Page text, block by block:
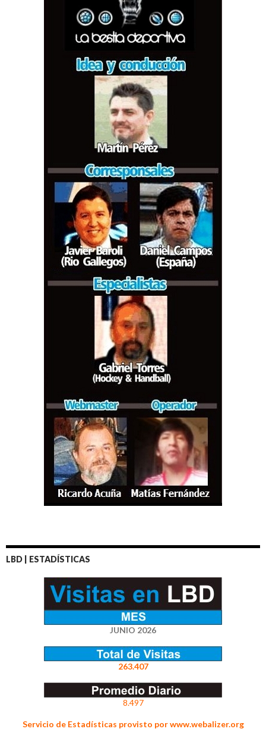
LBD | ESTADÍSTICAS
JUNIO 2026
263.407
8.497
Servicio de Estadísticas provisto por www.webalizer.org